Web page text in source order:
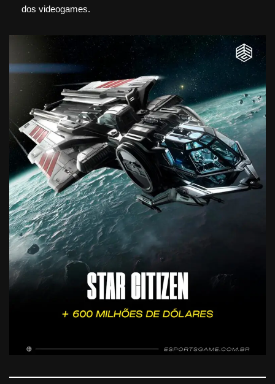
dos videogames.